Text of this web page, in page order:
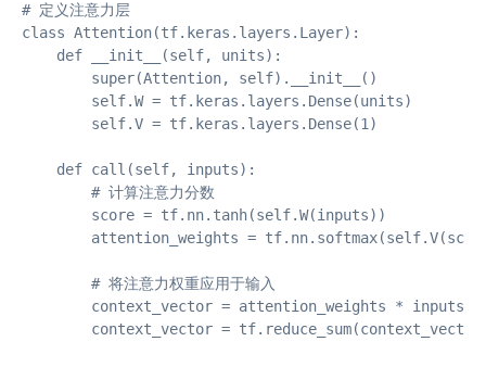
# 定义注意力层
class Attention(tf.keras.layers.Layer):
    def __init__(self, units):
        super(Attention, self).__init__()
        self.W = tf.keras.layers.Dense(units)
        self.V = tf.keras.layers.Dense(1)
    def call(self, inputs):
        # 计算注意力分数
        score = tf.nn.tanh(self.W(inputs))
attention_weights =
        # 将注意力权重应用于输入
        context_vector = attention_weights * inputs
context_vector =